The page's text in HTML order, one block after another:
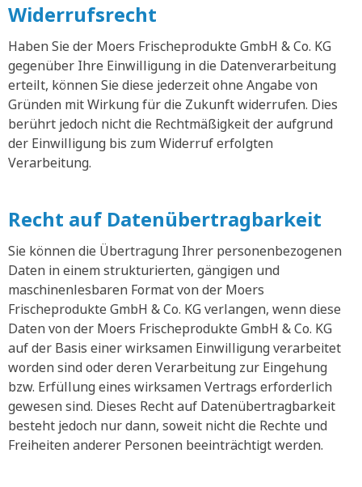
Widerrufsrecht
Haben Sie der Moers Frischeprodukte GmbH & Co. KG
gegenüber Ihre Einwilligung in die Datenverarbeitung
erteilt, können Sie diese jederzeit ohne Angabe von
Gründen mit Wirkung für die Zukunft widerrufen. Dies
berührt jedoch nicht die Rechtmäßigkeit der aufgrund
der Einwilligung bis zum Widerruf erfolgten
Verarbeitung.
Recht auf Datenübertragbarkeit
Sie können die Übertragung Ihrer personenbezogenen
Daten in einem strukturierten, gängigen und
maschinenlesbaren Format von der Moers
Frischeprodukte GmbH & Co. KG verlangen, wenn diese
Daten von der Moers Frischeprodukte GmbH & Co. KG
auf der Basis einer wirksamen Einwilligung verarbeitet
worden sind oder deren Verarbeitung zur Eingehung
bzw. Erfüllung eines wirksamen Vertrags erforderlich
gewesen sind. Dieses Recht auf Datenübertragbarkeit
besteht jedoch nur dann, soweit nicht die Rechte und
Freiheiten anderer Personen beeinträchtigt werden.